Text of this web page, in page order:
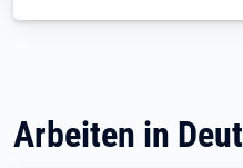
Arbeiten in